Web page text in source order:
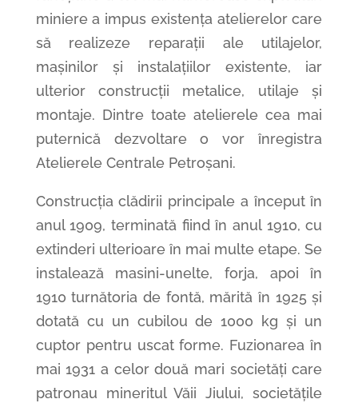
miniere a impus existența atelierelor care
să realizeze reparații ale utilajelor,
mașinilor și instalațiilor existente, iar
ulterior construcții metalice, utilaje și
montaje. Dintre toate atelierele cea mai
puternică dezvoltare o vor înregistra
Atelierele Centrale Petroșani.
Construcția clădirii principale a început în
anul 1909, terminată fiind în anul 1910, cu
extinderi ulterioare în mai multe etape. Se
instalează masini-unelte, forja, apoi în
1910 turnătoria de fontă, mărită în 1925 și
dotată cu un cubilou de 1000 kg și un
cuptor pentru uscat forme. Fuzionarea în
mai 1931 a celor două mari societăți care
patronau mineritul Văii Jiului, societățile